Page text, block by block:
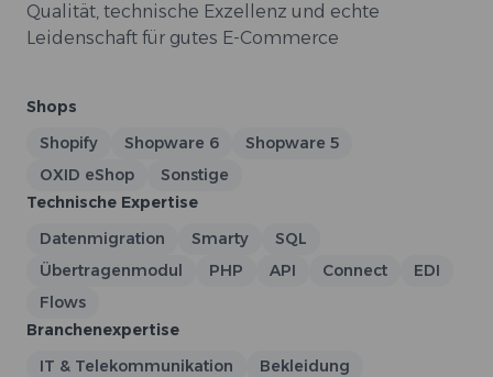
Qualität, technische Exzellenz und echte
Leidenschaft für gutes E-Commerce
Shops
Shopify
Shopware 6
Shopware 5
OXID eShop
Sonstige
Technische Expertise
Datenmigration
Smarty
SQL
Übertragenmodul
PHP API Connect
EDI
Flows
Branchenexpertise
IT & Telekommunikation
Bekleidung